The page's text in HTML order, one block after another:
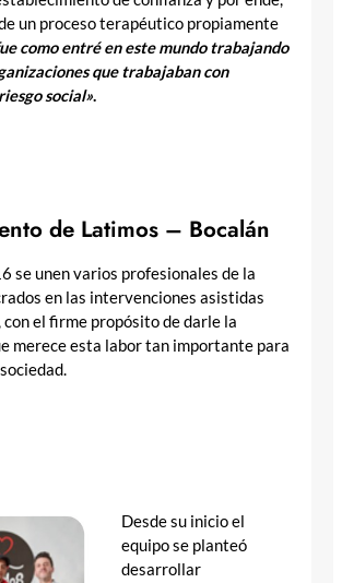
un proceso terapéutico propiamente
como entré en este mundo trabajando
que trabajaban con
social».
de Latimos – Bocalán
se unen varios profesionales de la
en las intervenciones asistidas
con el firme propósito de darle la
merece esta labor tan importante para
Desde su inicio el
equipo se planteó
desarrollar